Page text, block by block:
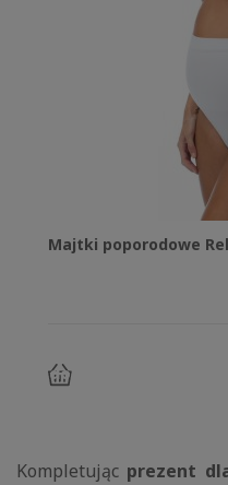
Majtki poporodowe
do
Kompletując prezent